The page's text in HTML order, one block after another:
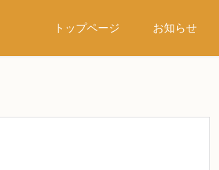
トップページ お知らせ